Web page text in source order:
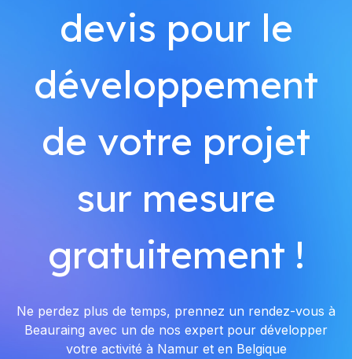
devis pour le
développement
de votre projet
sur mesure
gratuitement !
Ne perdez plus de temps, prennez un rendez-vous à
Beauraing avec un de nos expert pour développer
votre activité à Namur et en Belgique